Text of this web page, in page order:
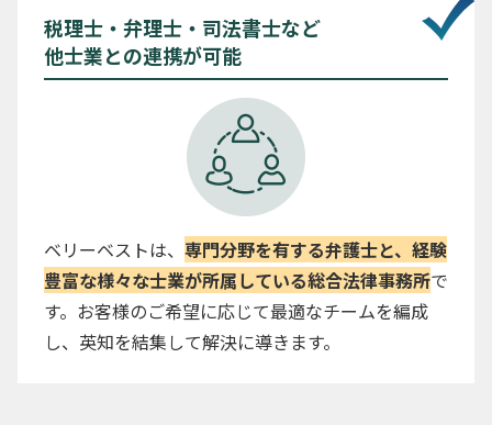
税理士・弁理士・司法書士など
他士業との連携が可能
ベリーベストは、 専門分野を有する弁護士と、経験
豊富な様々な士業が所属している総合法律事務所で
す。お客様のご希望に応じて最適なチームを編成
し、英知を結集して解決に導きます。